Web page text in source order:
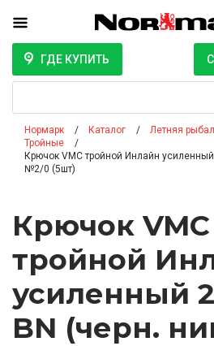
ГДЕ КУПИТЬ
Нормарк Каталог Летняя
Тройные
Крючок VMC тройной Инлайн
№2/0 (5шт)
Крючок VMC
тройной
усиленный
BN (черн.